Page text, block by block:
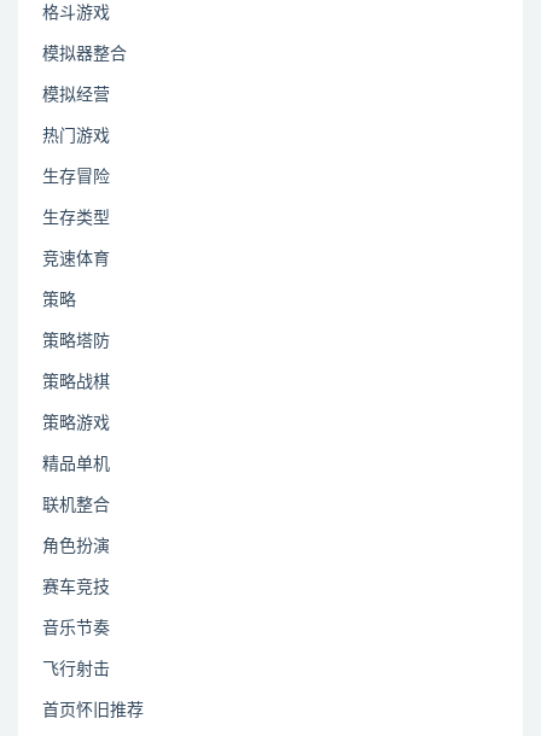
格斗游戏
模拟器整合
模拟经营
热门游戏
生存冒险
生存类型
竞速体育
策略
策略塔防
策略战棋
策略游戏
精品单机
联机整合
角色扮演
赛车竞技
音乐节奏
飞行射击
首页怀旧推荐